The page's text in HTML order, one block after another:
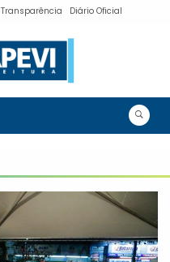
Transparência Diário Oficial